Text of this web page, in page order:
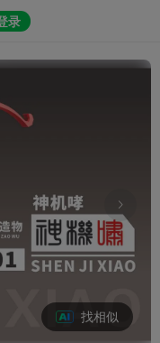
录
 
找相似